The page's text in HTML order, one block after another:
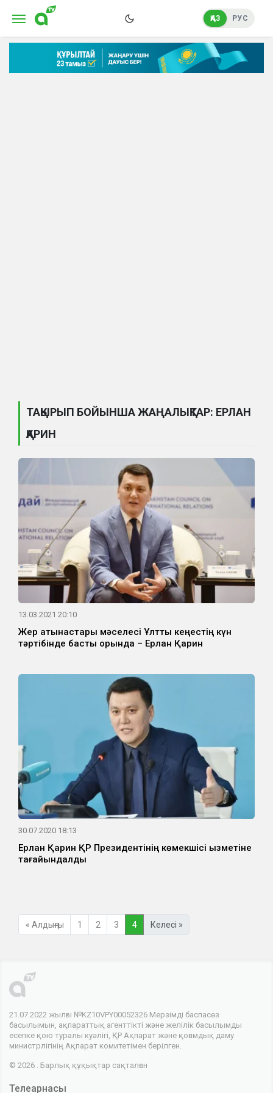
ҚАЗ РУС
ТАҚЫРЫП БОЙЫНША ЖАҢАЛЫҚТАР: ЕРЛАН
ҚАРИН
13.03.2021 20:10
Жер қатынастары мәселесі Ұлттық кеңестің күн
тәртібінде басты орында – Ерлан Қарин
30.07.2020 18:13
Ерлан Қарин ҚР Президентінің көмекшісі қызметіне
тағайындалды
« Алдыңғы 1 2 3 4 Келесі »
21.07.2022 жылғы №KZ10VPY00052326 Мерзімді баспасөз
басылымын, ақпараттық агенттікті және желілік басылымды
есепке қою туралы куәлігі, ҚР Ақпарат және қоғамдық даму
министрлігінің Ақпарат комитетімен берілген.
© 2026 . Барлық құқықтар сақталған
Телеарнасы